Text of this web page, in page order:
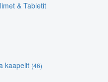
& Tabletit
kaapelit (46)